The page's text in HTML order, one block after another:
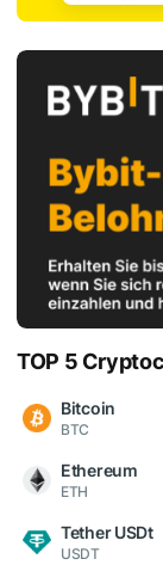
TOP 5
Bitcoin
BTC
Ethereum
ETH
Tether USDt
USDT